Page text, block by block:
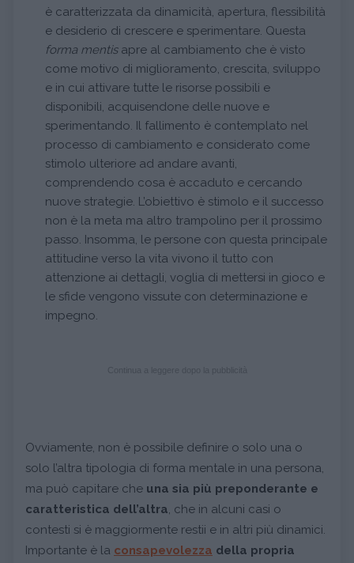
è caratterizzata da dinamicità, apertura, flessibilità
e desiderio di crescere e sperimentare. Questa
forma mentis apre al cambiamento che è visto
come motivo di miglioramento, crescita, sviluppo
e in cui attivare tutte le risorse possibili e
disponibili, acquisendone delle nuove e
sperimentando. Il fallimento è contemplato nel
processo di cambiamento e considerato come
stimolo ulteriore ad andare avanti,
comprendendo cosa è accaduto e cercando
nuove strategie. L’obiettivo è stimolo e il successo
non è la meta ma altro trampolino per il prossimo
passo. Insomma, le persone con questa principale
attitudine verso la vita vivono il tutto con
attenzione ai dettagli, voglia di mettersi in gioco e
le sfide vengono vissute con determinazione e
impegno.
Ovviamente, non è possibile definire o solo una o
solo l’altra tipologia di forma mentale in una persona,
ma può capitare che una sia più preponderante e
caratteristica dell’altra, che in alcuni casi o
contesti si è maggiormente restii e in altri più dinamici.
Importante è la consapevolezza della propria